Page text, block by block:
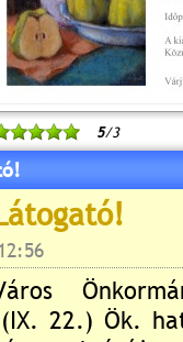
5/3
hozzászólások
jelentkezzen be,